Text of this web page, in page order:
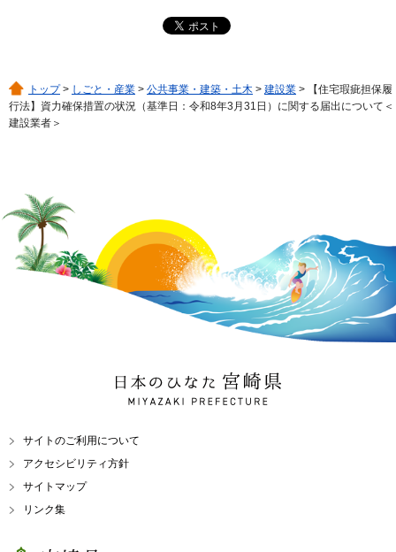
トップ> しごと・産業 > 公共事業・建築・土木 > 建設業 > 【住宅瑕疵担保履
行法】資力確保措置の状況（基準日：令和8年3月31日）に関する届出について＜
建設業者＞
日本のひなた 宮崎県
MIYAZAKI PREFECTURE
サイトのご利用について
アクセシビリティ方針
サイトマップ
リンク集